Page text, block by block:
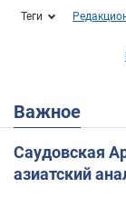
Теги
Важное
Саудовская
азиатский